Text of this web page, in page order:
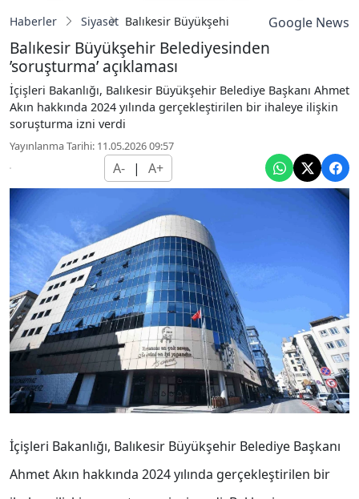
Haberler Siyaset Balıkesir Büyükşehir Belediyesinden
Google News
Balıkesir Büyükşehir Belediyesinden
’soruşturma’ açıklaması
İçişleri Bakanlığı, Balıkesir Büyükşehir Belediye Başkanı Ahmet
Akın hakkında 2024 yılında gerçekleştirilen bir ihaleye ilişkin
soruşturma izni verdi
Yayınlanma Tarihi: 11.05.2026 09:57
A- | A+
İçişleri Bakanlığı, Balıkesir Büyükşehir Belediye Başkanı
Ahmet Akın hakkında 2024 yılında gerçekleştirilen bir